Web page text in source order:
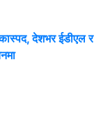
देशभर ईडीएल र